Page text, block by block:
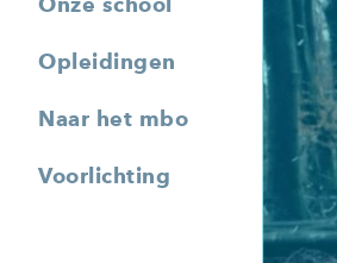
Opleidingen
Naar het mbo
Voorlichting